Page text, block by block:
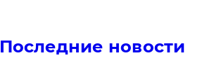
Последние новости